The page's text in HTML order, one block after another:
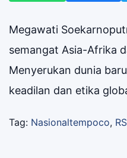
Megawati
semangat Asia-Afrika
Menyerukan dunia
keadilan dan etika
Tag: Nasionaltempoco,